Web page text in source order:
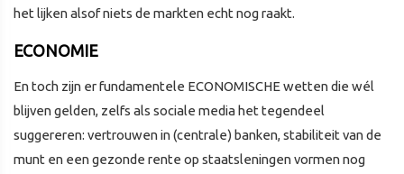
het lijken alsof niets de markten echt nog raakt.
ECONOMIE
En toch zijn er fundamentele ECONOMISCHE wetten die wél
blijven gelden, zelfs als sociale media het tegendeel
suggereren: vertrouwen in (centrale) banken, stabiliteit van de
munt en een gezonde rente op staatsleningen vormen nog